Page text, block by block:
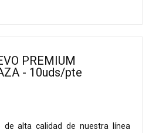
PREMIUM
- 10uds/pte
de alta calidad de nuestra línea